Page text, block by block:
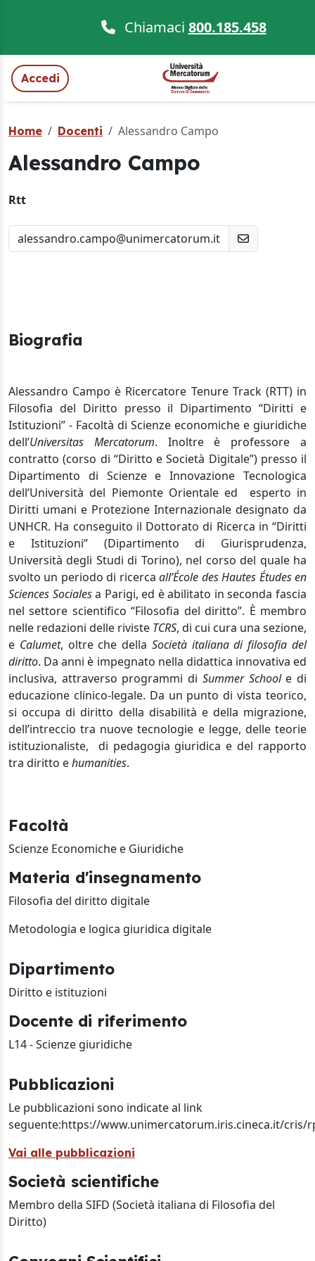
Chiamaci 800.185.458
Accedi
Home Docenti Alessandro Campo
Alessandro Campo
Rtt
alessandro.campo@unimercatorum.it
Biografia
Alessandro Campo è Ricercatore Tenure Track (RTT) in
Filosofia del Diritto presso il Dipartimento “Diritti e
Istituzioni” - Facoltà di Scienze economiche e giuridiche
dell’Universitas Mercatorum. Inoltre è professore a
contratto (corso di “Diritto e Società Digitale”) presso il
Dipartimento di Scienze e Innovazione Tecnologica
dell’Università del Piemonte Orientale ed esperto in
Diritti umani e Protezione Internazionale designato da
UNHCR. Ha conseguito il Dottorato di Ricerca in “Diritti
e Istituzioni” (Dipartimento di Giurisprudenza,
Università degli Studi di Torino), nel corso del quale ha
svolto un periodo di ricercaall’École des Hautes Études en
Sciences Socialesa Parigi, ed è abilitato in seconda fascia
nel settore scientifico “Filosofia del diritto”. È membro
nelle redazioni delle riviste TCRS, di cui cura una sezione,
e Calumet, oltre che della Società italiana di filosofia del
diritto. Da anni è impegnato nella didattica innovativa ed
inclusiva, attraverso programmi di Summer School e di
educazione clinico-legale. Da un punto di vista teorico,
si occupa di diritto della disabilità e della migrazione,
dell’intreccio tra nuove tecnologie e legge, delle teorie
istituzionaliste,
di pedagogia giuridica e del rapporto
tra diritto ehumanities.
Facoltà
Scienze Economiche e Giuridiche
Materia d'insegnamento
Filosofia del diritto digitale
Metodologia e logica giuridica digitale
Dipartimento
Diritto e istituzioni
Docente di riferimento
L14 - Scienze giuridiche
Pubblicazioni
Le pubblicazioni sono indicate al link
seguente:https://www.unimercatorum.iris.cineca.it/cris/
Vai alle pubblicazioni
Società scientifiche
Membro della SIFD (Società italiana di Filosofia del
Diritto)